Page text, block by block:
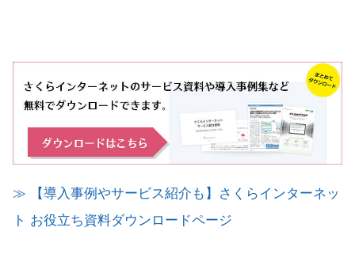
≫ 【導入事例やサービス紹介も】さくらインターネッ
ト お役立ち資料ダウンロードページ